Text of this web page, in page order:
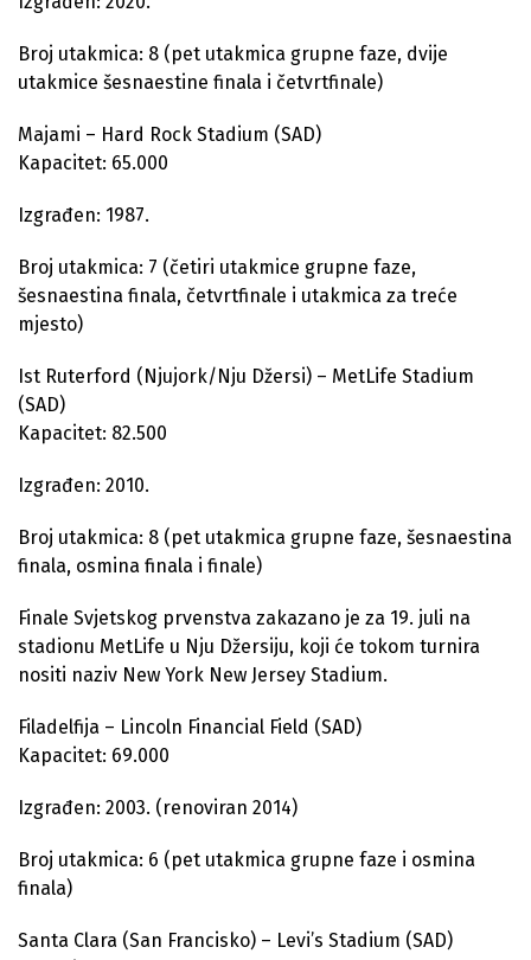
Broj utakmica: 8 (pet utakmica grupne faze, dvije
utakmice šesnaestine finala i četvrtfinale)
Majami – Hard Rock Stadium (SAD)
Kapacitet: 65.000
Izgrađen: 1987.
Broj utakmica: 7 (četiri utakmice grupne faze,
šesnaestina finala, četvrtfinale i utakmica za treće
mjesto)
Ist Ruterford (Njujork/Nju Džersi) – MetLife Stadium
(SAD)
Kapacitet: 82.500
Izgrađen: 2010.
Broj utakmica: 8 (pet utakmica grupne faze, šesnaestina
finala, osmina finala i finale)
Finale Svjetskog prvenstva zakazano je za 19. juli na
stadionu MetLife u Nju Džersiju, koji će tokom turnira
nositi naziv New York New Jersey Stadium.
Filadelfija – Lincoln Financial Field (SAD)
Kapacitet: 69.000
Izgrađen: 2003. (renoviran 2014)
Broj utakmica: 6 (pet utakmica grupne faze i osmina
finala)
Santa Clara (San Francisko) – Levi’s Stadium (SAD)